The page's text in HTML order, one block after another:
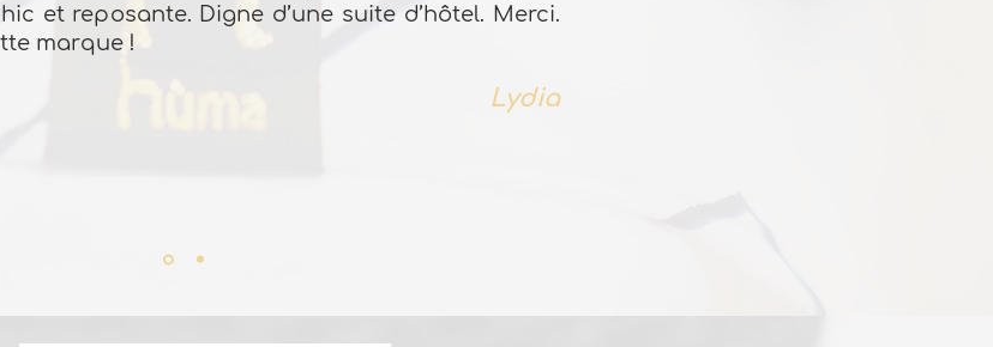
et reposante. Digne d’une suite d’hôtel. Merci.
marque !
Lydia